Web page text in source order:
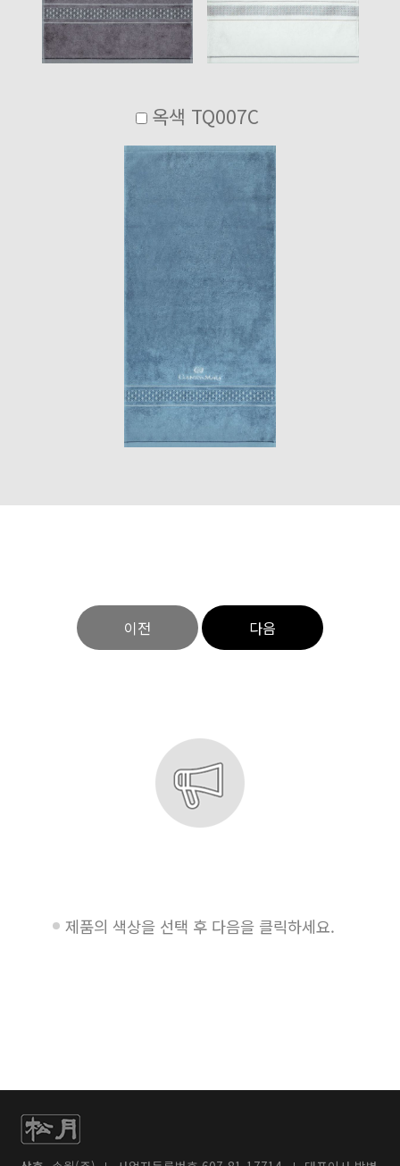
옥색 TQ007C
이전 다음
제품의 색상을 선택 후 다음을 클릭하세요.